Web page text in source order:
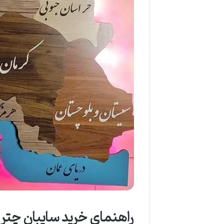
راهنمای خرید سایبان